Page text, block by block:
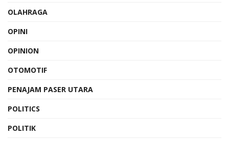
OLAHRAGA
OPINI
OPINION
OTOMOTIF
PENAJAM PASER UTARA
POLITICS
POLITIK